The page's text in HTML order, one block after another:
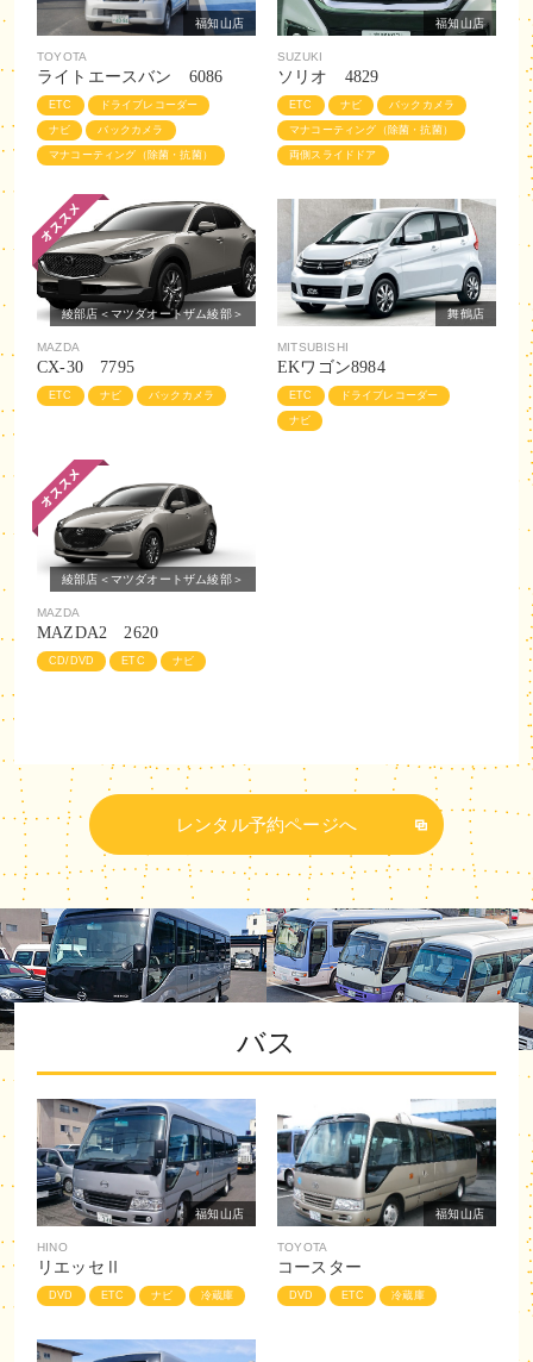
福知山店
TOYOTA
ライトエースバン 6086
ETC ドライブレコーダー
ナビ バックカメラ
マナコーティング（除菌・抗菌）
福知山店
SUZUKI
ソリオ 4829
ETC ナビ バックカメラ
マナコーティング（除菌・抗菌）
両側スライドドア
綾部店＜マツダオートザム綾部＞
MAZDA
CX-30 7795
ETC ナビ バックカメラ
舞鶴店
MITSUBISHI
EKワゴン8984
ETC ドライブレコーダー
ナビ
綾部店＜マツダオートザム綾部＞
MAZDA
MAZDA2 2620
CD/DVD ETC ナビ
レンタル予約ページへ
バス
福知山店
HINO
リエッセⅡ
DVD ETC ナビ 冷蔵庫
福知山店
TOYOTA
コースター
DVD ETC 冷蔵庫